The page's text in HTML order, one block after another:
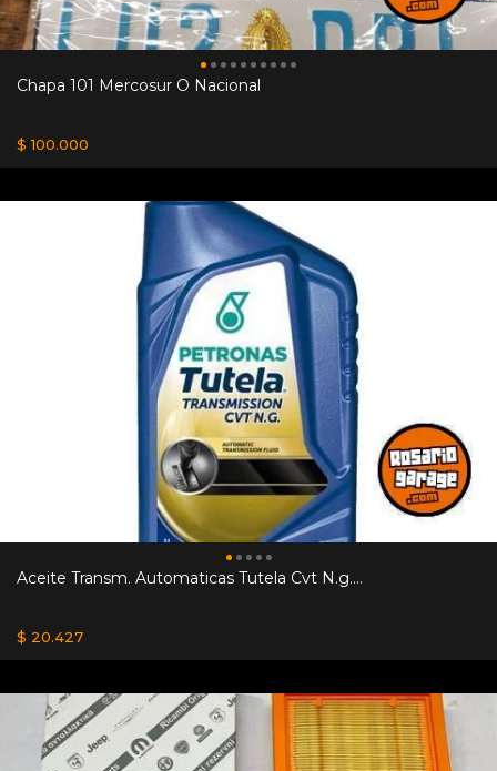
Chapa 101 Mercosur O Nacional
$ 100.000
Aceite Transm. Automaticas Tutela Cvt N.g....
$ 20.427